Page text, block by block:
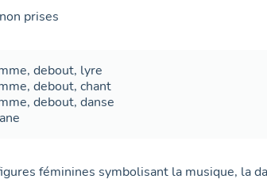
prises
, debout, lyre
, debout, chant
, debout, danse
féminines symbolisant la musique, la